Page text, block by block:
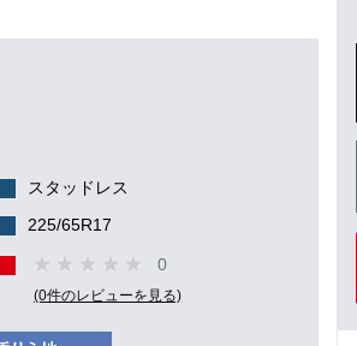
スタッドレス
225/65R17
0
(0件のレビューを見る)